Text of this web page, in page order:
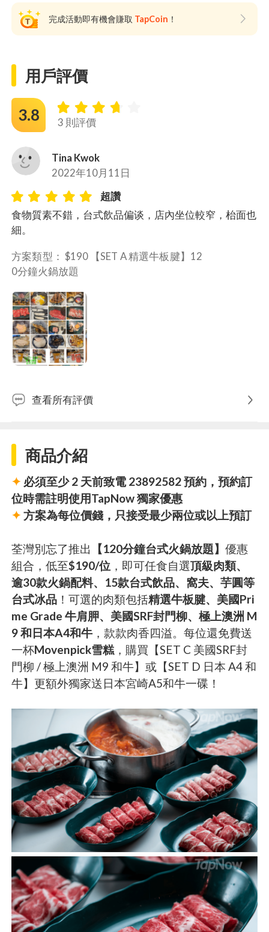
完成活動即有機會賺取 TapCoin ！
用戶評價
3.8 3 則評價
Tina Kwok
2022年10月11日
超讚
食物質素不錯，台式飲品偏谈，店內坐位較窄，枱面也
細。
方案類型： $190 【SET A 精選牛板腱】12
0分鐘火鍋放題
查看所有評價
商品介紹
✦ 必須至少 2 天前致電 23892582 預約，預約訂
位時需註明使用TapNow 獨家優惠
✦ 方案為每位價錢，只接受最少兩位或以上預訂
荃灣別忘了推出 【120分鐘台式火鍋放題】優惠
組合，低至$190/位 ，即可任食自選頂級肉類、
逾30款火鍋配料、15款台式飲品、窩夫、芋圓等
台式冰品 ！可選的肉類包括精選牛板腱、美國Pri
me Grade 牛肩胛、美國SRF封門柳、極上澳洲 M
9 和日本A4和牛 ，款款肉香四溢。每位還免費送
一杯Movenpick雪糕 ，購買【SET C 美國SRF封
門柳 / 極上澳洲 M9 和牛】或【SET D 日本 A4 和
牛】更額外獨家送日本宮崎A5和牛一碟！